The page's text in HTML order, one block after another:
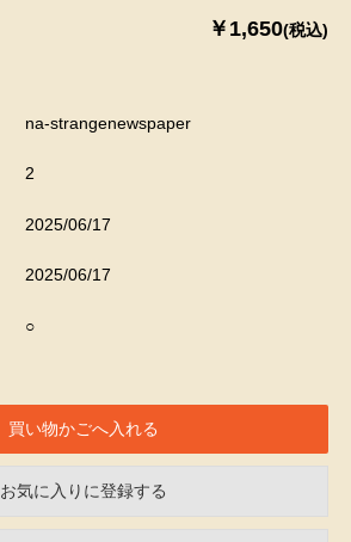
￥1,650(税込)
na-strangenewspaper
2
2025/06/17
2025/06/17
○
お気に入りに登録する